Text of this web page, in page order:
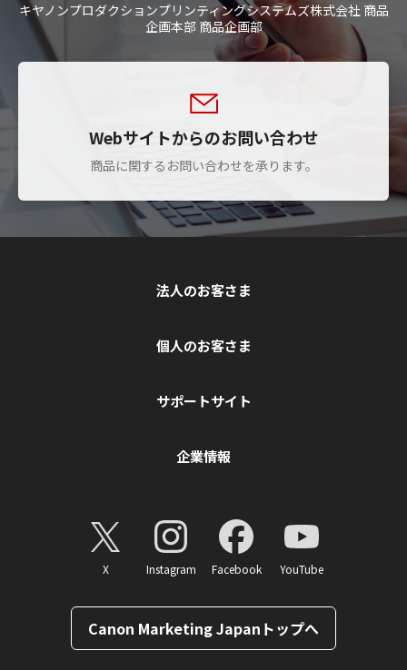
キヤノンプロダクションプリンティングシステムズ株式会社 商品
企画本部 商品企画部
Webサイトからのお問い合わせ
商品に関するお問い合わせを承ります。
法人のお客さま
個人のお客さま
サポートサイト
企業情報
X Instagram Facebook YouTube
Canon Marketing Japanトップへ